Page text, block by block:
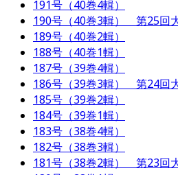
191号（40巻4輯）
190号（40巻3輯） 第25回
189号（40巻2輯）
188号（40巻1輯）
187号（39巻4輯）
186号（39巻3輯） 第24回
185号（39巻2輯）
184号（39巻1輯）
183号（38巻4輯）
182号（38巻3輯）
181号（38巻2輯） 第23回